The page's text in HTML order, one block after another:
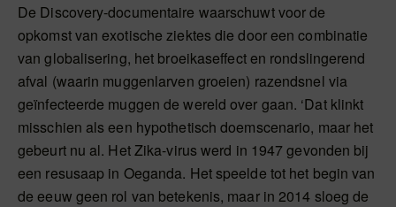
De Discovery-documentaire waarschuwt voor de
opkomst van exotische ziektes die door een combinatie
van globalisering, het broeikaseffect en rondslingerend
afval (waarin muggenlarven groeien) razendsnel via
geïnfecteerde muggen de wereld over gaan. ‘Dat klinkt
misschien als een hypothetisch doemscenario, maar het
gebeurt nu al. Het Zika-virus werd in 1947 gevonden bij
een resusaap in Oeganda. Het speelde tot het begin van
de eeuw geen rol van betekenis, maar in 2014 sloeg de